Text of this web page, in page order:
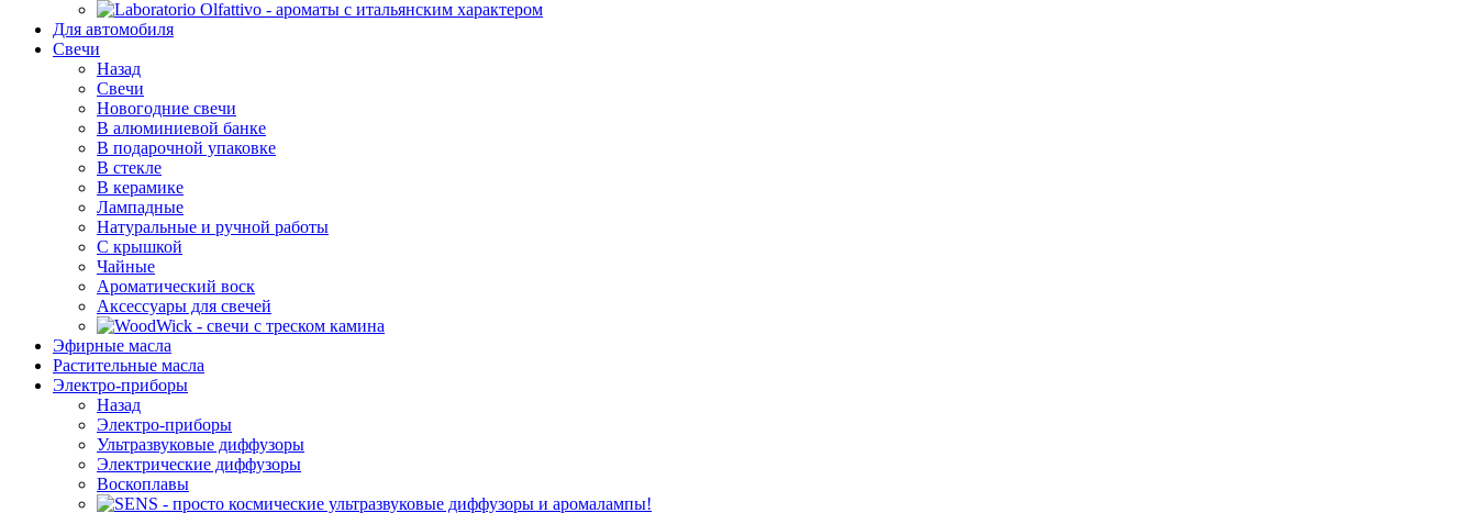
Для автомобиля
Свечи
Назад
Свечи
Новогодние свечи
В алюминиевой банке
В подарочной упаковке
В стекле
В керамике
Лампадные
Натуральные и ручной работы
С крышкой
Чайные
Ароматический воск
Аксессуары для свечей
Эфирные масла
Растительные масла
Электро-приборы
Назад
Электро-приборы
Ультразвуковые диффузоры
Электрические диффузоры
Воскоплавы